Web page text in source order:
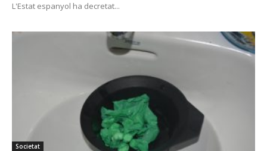
L'Estat espanyol ha decretat...
Societat